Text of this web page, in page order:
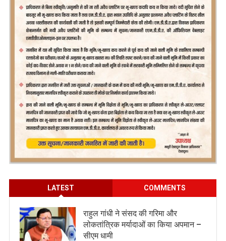
LATEST COMMENTS
राहुल गांधी ने संसद की गरिमा और
लोकतांत्रिक मर्यादाओं का किया अपमान –
सीएम धामी